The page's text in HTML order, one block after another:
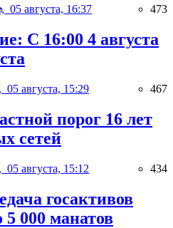
05 августа, 16:37 473
С 16:00 4 августа
05 августа, 15:29 467
порог 16 лет
сетей
05 августа, 15:12 434
госактивов
000 манатов